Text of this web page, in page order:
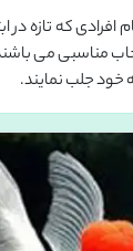
افرادی که تازه
مناسبی می
خود جلب نمایند.